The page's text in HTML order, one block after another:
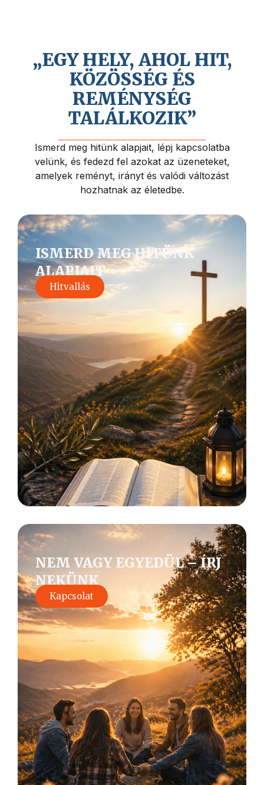
„EGY HELY, AHOL HIT,
KÖZÖSSÉG ÉS
REMÉNYSÉG
TALÁLKOZIK”
Ismerd meg hitünk alapjait, lépj kapcsolatba
velünk, és fedezd fel azokat az üzeneteket,
amelyek reményt, irányt és valódi változást
hozhatnak az életedbe.
ISMERD MEG HITÜNK
ALAPJAIT
Hitvallás
NEM VAGY EGYEDÜL – ÍRJ
NEKÜNK
Kapcsolat